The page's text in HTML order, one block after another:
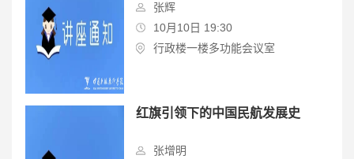
张辉
10月10日 19:30
行政楼一楼多功能会议室
红旗引领下的中国民航发展史
张增明